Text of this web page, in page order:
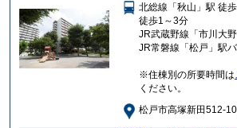
入
北総線「秋山」駅 徒
徒歩1～3分
JR武蔵野線「市川大
JR常磐線「松戸」駅
※住棟別の所要時間は
ください。
松戸市高塚新田512-